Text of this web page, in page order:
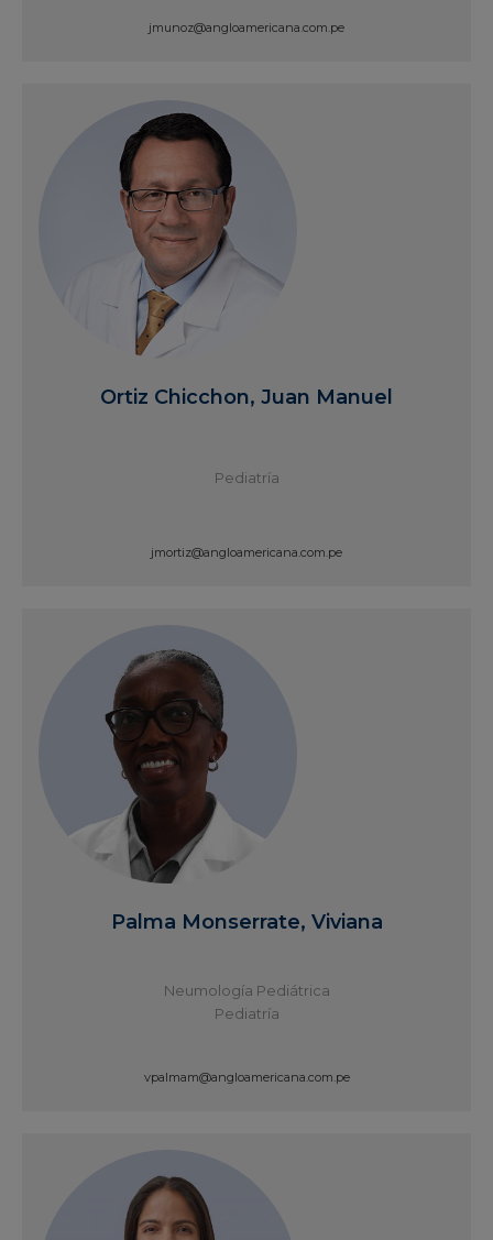
jmunoz@angloamericana.com.pe
Ortiz Chicchon, Juan Manuel
Pediatría
jmortiz@angloamericana.com.pe
Palma Monserrate, Viviana
Neumología Pediátrica
Pediatría
vpalmam@angloamericana.com.pe